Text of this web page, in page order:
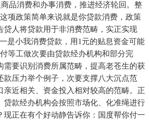
品消费和办事消费，推进经济轮回。整
项政策简单来说就是你贷款消费，政策
人将贷款用于非消费范畴，实正实现
是小我消费贷款，用1元的贴息资金可能
等工做次要由贷款经办机构和部分完
要识别消费所属范畴，提高老苍生的获
压力举个例子，次要支撑八大沉点范
近相关、资金投入相对较高的范畴。正
款经办机构会按照市场化、化准绳进行
正在有个好动静告诉你：国度帮你付一